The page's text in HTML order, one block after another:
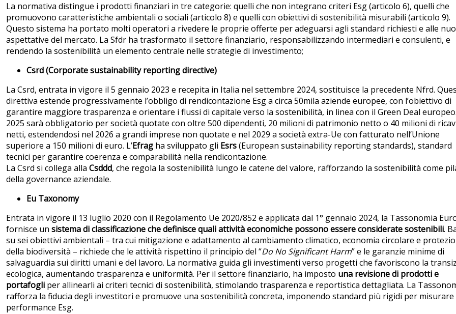
La normativa distingue i prodotti finanziari in tre categorie: quelli che non integrano criteri Esg (articolo 6), quelli che
promuovono caratteristiche ambientali o sociali (articolo 8) e quelli con obiettivi di sostenibilità misurabili (articolo 9).
Questo sistema ha portato molti operatori a rivedere le proprie offerte per adeguarsi agli standard richiesti e alle
aspettative del mercato. La Sfdr ha trasformato il settore finanziario, responsabilizzando intermediari e consulenti, e
rendendo la sostenibilità un elemento centrale nelle strategie di investimento;
Csrd (Corporate sustainability reporting directive)
La Csrd, entrata in vigore il 5 gennaio 2023 e recepita in Italia nel settembre 2024, sostituisce la precedente Nfrd.
direttiva estende progressivamente l’obbligo di rendicontazione Esg a circa 50mila aziende europee, con l’obiettivo di
garantire maggiore trasparenza e orientare i flussi di capitale verso la sostenibilità, in linea con il Green Deal
2025 sarà obbligatorio per società quotate con oltre 500 dipendenti, 20 milioni di patrimonio netto o 40 milioni di
netti, estendendosi nel 2026 a grandi imprese non quotate e nel 2029 a società extra-Ue con fatturato nell’Unione
superiore a 150 milioni di euro. L’Efrag ha sviluppato gli Esrs(European sustainability reporting standards), standard
tecnici per garantire coerenza e comparabilità nella rendicontazione.
La Csrd si collega alla Csddd, che regola la sostenibilità lungo le catene del valore, rafforzando la sostenibilità come
della governance aziendale.
Eu Taxonomy
Entrata in vigore il 13 luglio 2020 con il Regolamento Ue 2020/852 e applicata dal 1° gennaio 2024, la Tassonomia
fornisce un sistema di classificazione che definisce quali attività economiche possono essere considerate sostenibili.
su sei obiettivi ambientali – tra cui mitigazione e adattamento al cambiamento climatico, economia circolare e
della biodiversità – richiede che le attività rispettino il principio del “Do No Significant Harm” e le garanzie minime di
salvaguardia sui diritti umani e del lavoro. La normativa guida gli investimenti verso progetti che favoriscono la
ecologica, aumentando trasparenza e uniformità. Per il settore finanziario, ha imposto una revisione di prodotti e
portafogli per allinearli ai criteri tecnici di sostenibilità, stimolando trasparenza e reportistica dettagliata. La
rafforza la fiducia degli investitori e promuove una sostenibilità concreta, imponendo standard più rigidi per misurare
performance Esg.